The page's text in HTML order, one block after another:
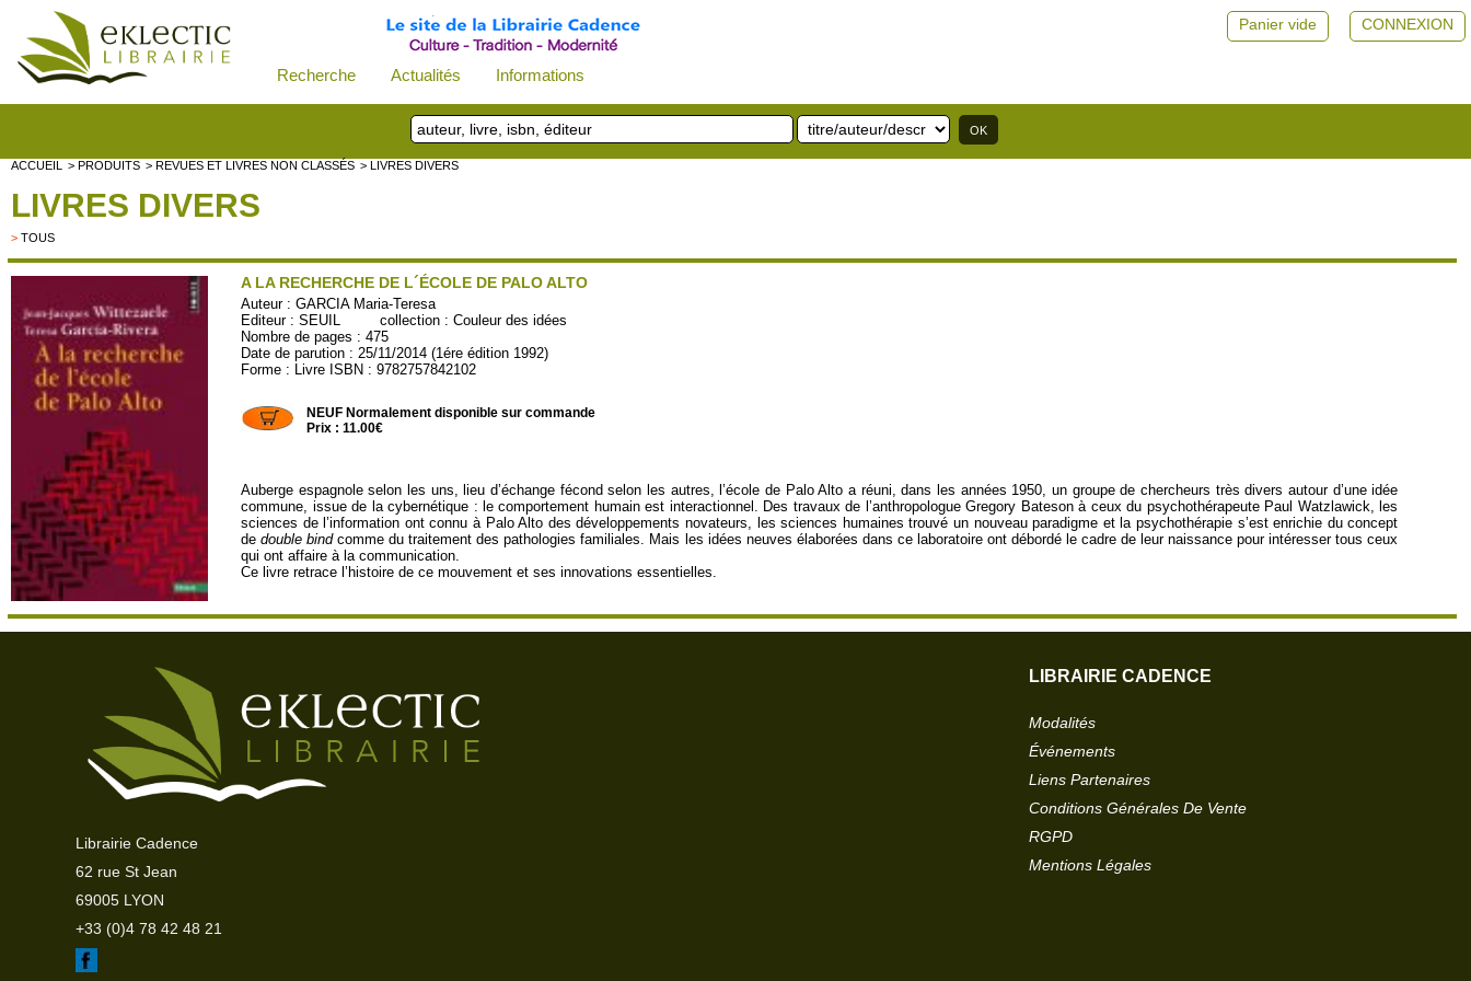
Recherche Actualités Informations
CONNEXION
Panier vide
ACCUEIL > PRODUITS > REVUES ET LIVRES NON CLASSÉS > LIVRES DIVERS
LIVRES DIVERS
> TOUS
A LA RECHERCHE DE L´ÉCOLE DE PALO ALTO
Auteur :GARCIA Maria-Teresa
Editeur :SEUIL collection :Couleur des idées
Nombre de pages : 475
Date de parution : 25/11/2014 (1ére édition 1992)
Forme : Livre ISBN : 9782757842102
NEUF Normalement disponible sur commande
Prix : 11.00€
Auberge espagnole selon les uns, lieu d’échange fécond selon les autres, l’école de Palo Alto a réuni, dans les années 1950, un groupe de chercheurs très divers autour d’une idée
commune, issue de la cybernétique : le comportement humain est interactionnel. Des travaux de l’anthropologue Gregory Bateson à ceux du psychothérapeute Paul Watzlawick, les
sciences de l’information ont connu à Palo Alto des développements novateurs, les sciences humaines trouvé un nouveau paradigme et la psychothérapie s’est enrichie du concept
dedouble bindcomme du traitement des pathologies familiales. Mais les idées neuves élaborées dans ce laboratoire ont débordé le cadre de leur naissance pour intéresser tous ceux
qui ont affaire à la communication.
Ce livre retrace l’histoire de ce mouvement et ses innovations essentielles.
Librairie Cadence
62 rue St Jean
69005 LYON
+33 (0)4 78 42 48 21
LIBRAIRIE CADENCE
Modalités
Événements
Liens Partenaires
Conditions Générales De Vente
RGPD
Mentions Légales